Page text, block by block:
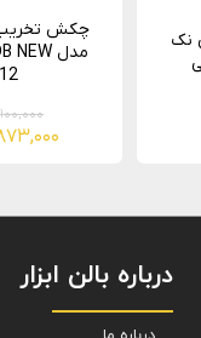
نک
12 ماهه
۴۶,۱۰۰,۰۰۰
درباره بالن ابزار